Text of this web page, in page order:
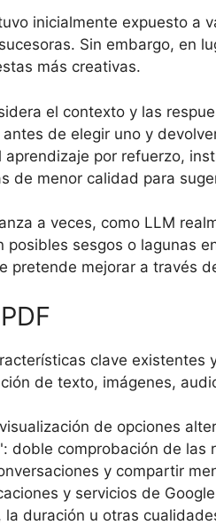
inicialmente expuesto
Sin embargo, en
más creativas.
el contexto y las
de elegir uno y
por refuerzo,
de menor calidad para
a veces, como LLM
posibles sesgos o lagunas
pretende mejorar a través
clave existentes
de texto, imágenes,
de opciones
doble comprobación de
y compartir
y servicios de
duración u otras